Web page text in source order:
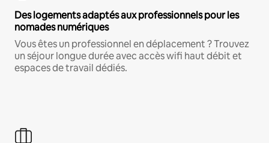
Des logements adaptés aux professionnels pour les
nomades numériques
Vous êtes un professionnel en déplacement ? Trouvez
un séjour longue durée avec accès wifi haut débit et
espaces de travail dédiés.